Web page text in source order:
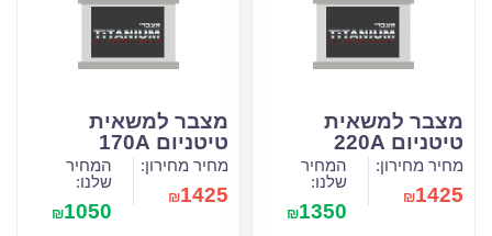
מצבר למשאית
טיטניום 220A
מחיר מחירון:
₪1425
המחיר
שלנו:
₪1350
מצבר למשאית
טיטניום 170A
מחיר מחירון:
₪1425
המחיר
שלנו:
₪1050